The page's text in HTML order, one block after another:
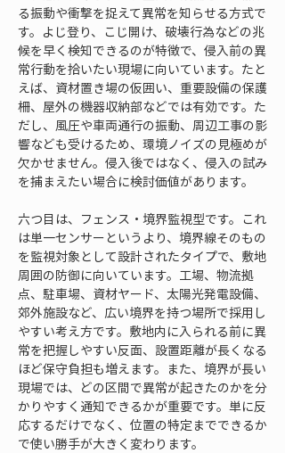
る振動や衝撃を捉えて異常を知らせる方式で
す。よじ登り、こじ開け、破壊行為などの兆
候を早く検知できるのが特徴で、侵入前の異
常行動を拾いたい現場に向いています。たと
えば、資材置き場の仮囲い、重要設備の保護
柵、屋外の機器収納部などでは有効です。た
だし、風圧や車両通行の振動、周辺工事の影
響なども受けるため、環境ノイズの見極めが
欠かせません。侵入後ではなく、侵入の試み
を捕まえたい場合に検討価値があります。
六つ目は、フェンス・境界監視型です。これ
は単一センサーというより、境界線そのもの
を監視対象として設計されたタイプで、敷地
周囲の防御に向いています。工場、物流拠
点、駐車場、資材ヤード、太陽光発電設備、
郊外施設など、広い境界を持つ場所で採用し
やすい考え方です。敷地内に入られる前に異
常を把握しやすい反面、設置距離が長くなる
ほど保守負担も増えます。また、境界が長い
現場では、どの区間で異常が起きたのかを分
かりやすく通知できるかが重要です。単に反
応するだけでなく、位置の特定までできるか
で使い勝手が大きく変わります。